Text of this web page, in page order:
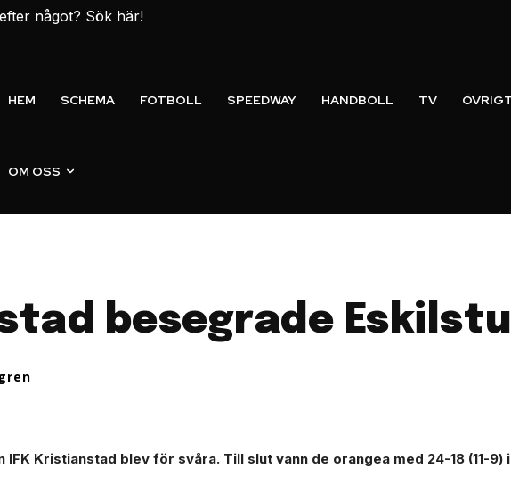
något? Sök här!
HEM SCHEMA FOTBOLL SPEEDWAY HANDBOLL TV
OM OSS
besegrade
Kristianstad blev för svåra. Till slut vann de orangea med 24-18 (11-9)